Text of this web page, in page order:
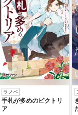
ラノベ
手札が多めのビクトリ
ア